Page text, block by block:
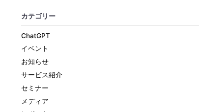
カテゴリー
ChatGPT
イベント
お知らせ
サービス紹介
セミナー
メディア